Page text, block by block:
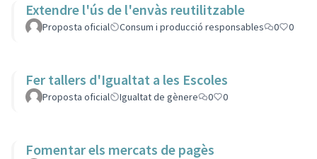
Extendre l'ús de l'envàs reutilitzable
Proposta oficial Consum i producció responsables 0 0
Fer tallers d'Igualtat a les Escoles
Proposta oficial Igualtat de gènere 0 0
Fomentar els mercats de pagès